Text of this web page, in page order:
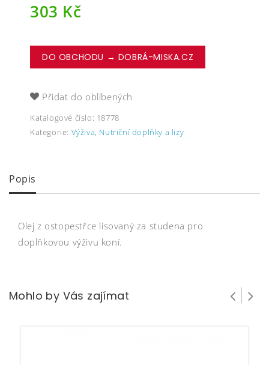
303 Kč
DO OBCHODU → DOBRÁ-MISKA.CZ
Přidat do oblíbených
Katalogové číslo: 18778
Kategorie: Výživa, Nutriční doplňky a lizy
Popis
Olej z ostopestřce lisovaný za studena pro
doplňkovou výživu koní.
Mohlo by Vás zajímat